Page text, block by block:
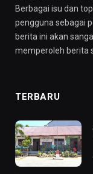
Berbagai isu dan
pengguna sebagai
berita ini akan
memperoleh berita
TERBARU